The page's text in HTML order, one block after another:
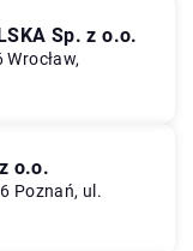
Sp. z o.o.
o.o.
Poznań, ul.